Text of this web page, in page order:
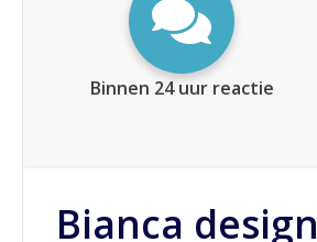
Binnen 24 uur reactie
Bianca design